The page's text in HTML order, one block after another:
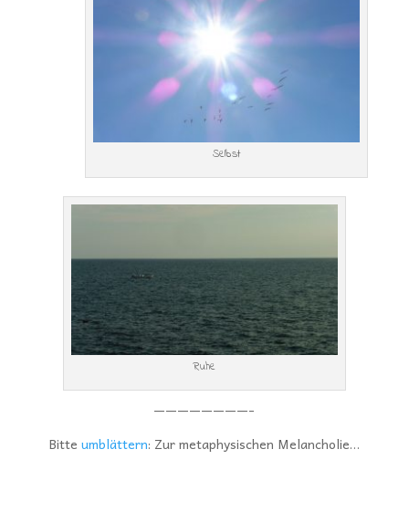
Selbst
Ruhe
————————-
Bitte umblättern: Zur metaphysischen Melancholie…